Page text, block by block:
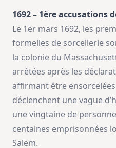
1692 – 1ère accusations
Le 1er mars 1692, les
formelles de sorcellerie
la colonie du
arrêtées après les
affirmant être
déclenchent une vague
une vingtaine de
centaines emprisonnées
Salem.